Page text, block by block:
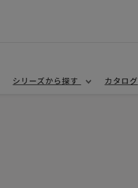
シリーズから探す カタログ